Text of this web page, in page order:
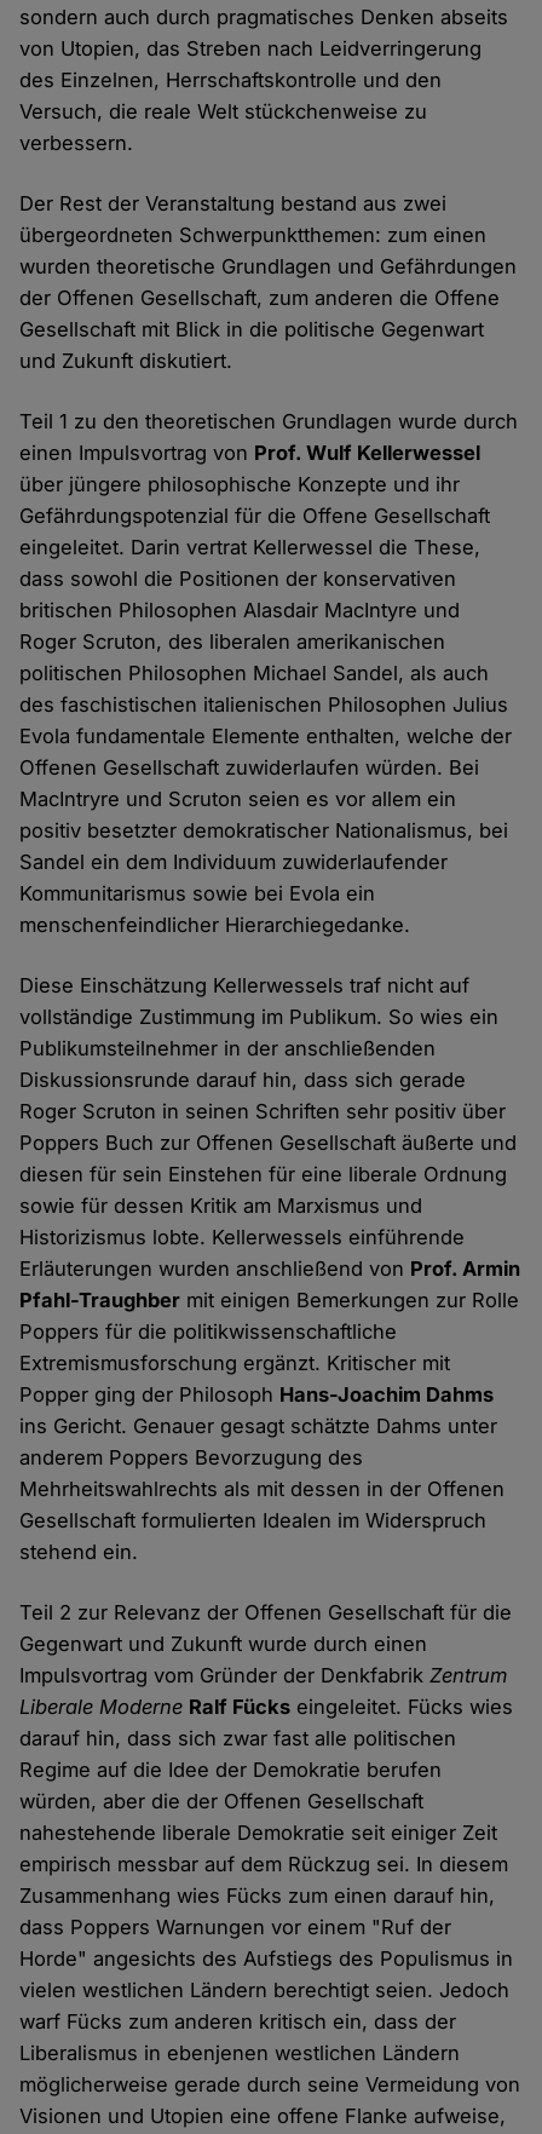
sondern auch durch pragmatisches Denken abseits
von Utopien, das Streben nach Leidverringerung
des Einzelnen, Herrschaftskontrolle und den
Versuch, die reale Welt stückchenweise zu
verbessern.
Der Rest der Veranstaltung bestand aus zwei
übergeordneten Schwerpunktthemen: zum einen
wurden theoretische Grundlagen und Gefährdungen
der Offenen Gesellschaft, zum anderen die Offene
Gesellschaft mit Blick in die politische Gegenwart
und Zukunft diskutiert.
Teil 1 zu den theoretischen Grundlagen wurde durch
einen Impulsvortrag von Prof. Wulf Kellerwessel
über jüngere philosophische Konzepte und ihr
Gefährdungspotenzial für die Offene Gesellschaft
eingeleitet. Darin vertrat Kellerwessel die These,
dass sowohl die Positionen der konservativen
britischen Philosophen Alasdair MacIntyre und
Roger Scruton, des liberalen amerikanischen
politischen Philosophen Michael Sandel, als auch
des faschistischen italienischen Philosophen Julius
Evola fundamentale Elemente enthalten, welche der
Offenen Gesellschaft zuwiderlaufen würden. Bei
MacIntryre und Scruton seien es vor allem ein
positiv besetzter demokratischer Nationalismus, bei
Sandel ein dem Individuum zuwiderlaufender
Kommunitarismus sowie bei Evola ein
menschenfeindlicher Hierarchiegedanke.
Diese Einschätzung Kellerwessels traf nicht auf
vollständige Zustimmung im Publikum. So wies ein
Publikumsteilnehmer in der anschließenden
Diskussionsrunde darauf hin, dass sich gerade
Roger Scruton in seinen Schriften sehr positiv über
Poppers Buch zur Offenen Gesellschaft äußerte und
diesen für sein Einstehen für eine liberale Ordnung
sowie für dessen Kritik am Marxismus und
Historizismus lobte. Kellerwessels einführende
Erläuterungen wurden anschließend von Prof. Armin
Pfahl-Traughber mit einigen Bemerkungen zur Rolle
Poppers für die politikwissenschaftliche
Extremismusforschung ergänzt. Kritischer mit
Popper ging der Philosoph Hans-Joachim Dahms
ins Gericht. Genauer gesagt schätzte Dahms unter
anderem Poppers Bevorzugung des
Mehrheitswahlrechts als mit dessen in der Offenen
Gesellschaft formulierten Idealen im Widerspruch
stehend ein.
Teil 2 zur Relevanz der Offenen Gesellschaft für die
Gegenwart und Zukunft wurde durch einen
Impulsvortrag vom Gründer der DenkfabrikZentrum
Liberale Moderne Ralf Fücks eingeleitet. Fücks wies
darauf hin, dass sich zwar fast alle politischen
Regime auf die Idee der Demokratie berufen
würden, aber die der Offenen Gesellschaft
nahestehende liberale Demokratie seit einiger Zeit
empirisch messbar auf dem Rückzug sei. In diesem
Zusammenhang wies Fücks zum einen darauf hin,
dass Poppers Warnungen vor einem "Ruf der
Horde" angesichts des Aufstiegs des Populismus in
vielen westlichen Ländern berechtigt seien. Jedoch
warf Fücks zum anderen kritisch ein, dass der
Liberalismus in ebenjenen westlichen Ländern
möglicherweise gerade durch seine Vermeidung von
Visionen und Utopien eine offene Flanke aufweise,